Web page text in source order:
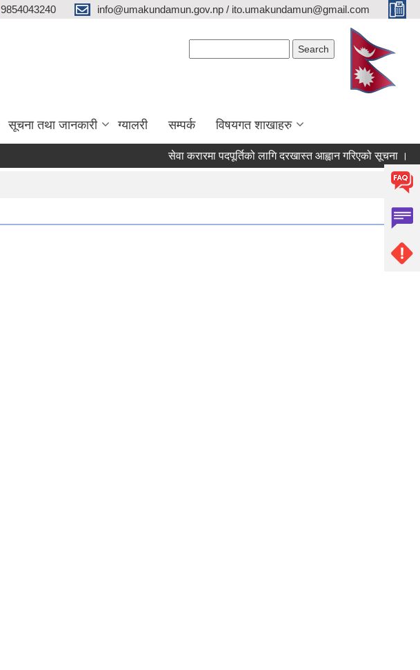
9854043240 info@umakundamun.gov.np / ito.umakundamun@gmail.com
सूचना तथा जानकारी ग्यालरी सम्पर्क विषयगत शाखाहरु
सेवा करारमा पदपूर्तिको लागि दरखास्त आह्वान गरिएको सूचना ।